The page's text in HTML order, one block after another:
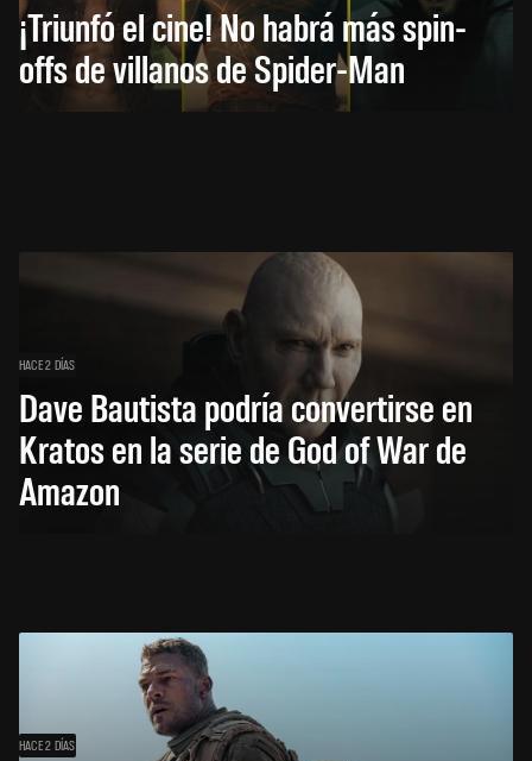
¡Triunfó el cine! No habrá más spin-
offs de villanos de Spider-Man
HACE 2 DÍAS
Dave Bautista podría convertirse en
Kratos en la serie de God of War de
Amazon
HACE 2 DÍAS